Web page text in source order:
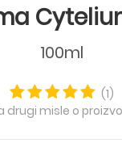
100ml
(1)
drugi misle o